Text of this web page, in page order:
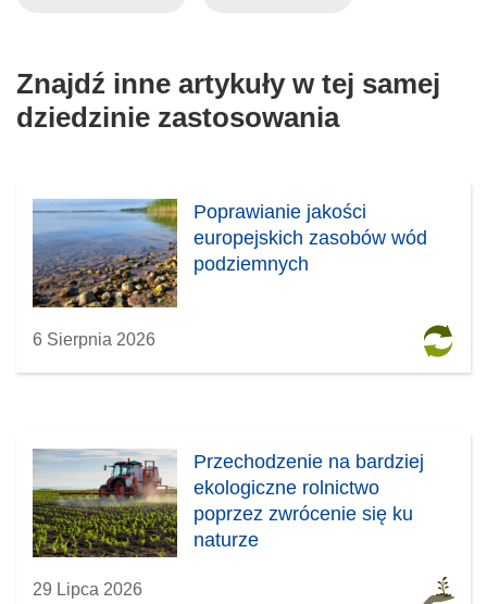
Znajdź inne artykuły w tej samej
dziedzinie zastosowania
Poprawianie jakości
europejskich zasobów wód
podziemnych
6 Sierpnia 2026
Przechodzenie na bardziej
ekologiczne rolnictwo
poprzez zwrócenie się ku
naturze
29 Lipca 2026